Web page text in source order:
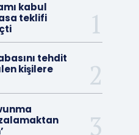
kabul
teklifi
tehdit
kişilere